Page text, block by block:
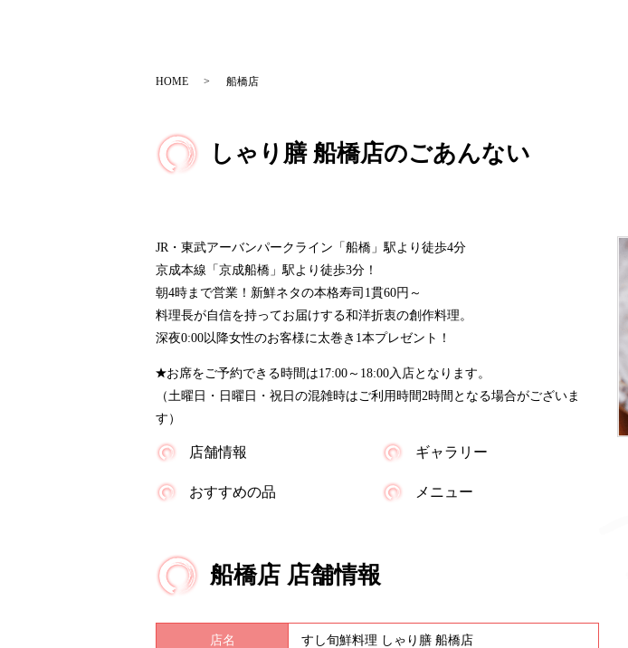
HOME 船橋店
しゃり膳 船橋店のごあんない
JR・東武アーバンパークライン「船橋」駅より徒歩4分
京成本線「京成船橋」駅より徒歩3分！
朝4時まで営業！新鮮ネタの本格寿司1貫60円～
料理長が自信を持ってお届けする和洋折衷の創作料理。
深夜0:00以降女性のお客様に太巻き1本プレゼント！
お席をご予約できる時間は17:00～18:00入店となります。
（土曜日・日曜日・祝日の混雑時はご利用時間2時間となる場合がございま
す）
店舗情報 ギャラリー
おすすめの品 メニュー
船橋店 店舗情報
店名 すし旬鮮料理 しゃり膳 船橋店